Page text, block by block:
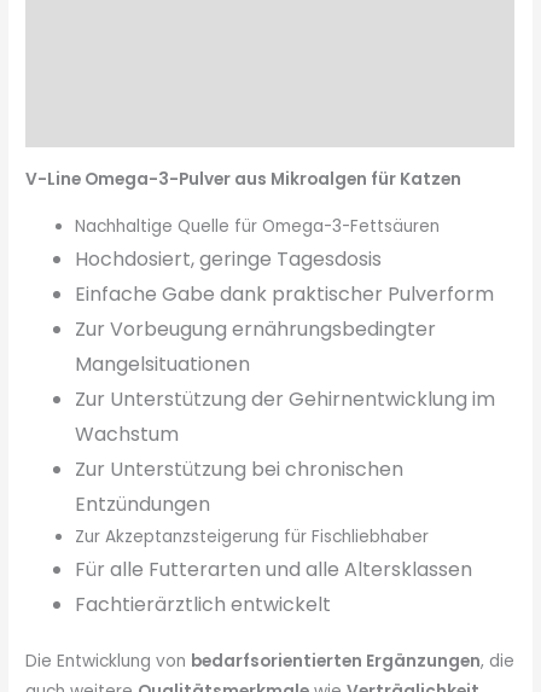
V-Line Omega-3-Pulver aus Mikroalgen für Katzen
Nachhaltige Quelle für Omega-3-Fettsäuren
Hochdosiert, geringe Tagesdosis
Einfache Gabe dank praktischer Pulverform
Zur Vorbeugung ernährungsbedingter
Mangelsituationen
Zur Unterstützung der Gehirnentwicklung im
Wachstum
Zur Unterstützung bei chronischen
Entzündungen
Zur Akzeptanzsteigerung für Fischliebhaber
Für alle Futterarten und alle Altersklassen
Fachtierärztlich entwickelt
Die Entwicklung von bedarfsorientierten Ergänzungen, die